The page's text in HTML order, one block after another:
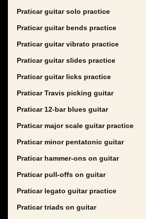
Praticar guitar solo practice
Praticar guitar bends practice
Praticar guitar vibrato practice
Praticar guitar slides practice
Praticar guitar licks practice
Praticar Travis picking guitar
Praticar 12-bar blues guitar
Praticar major scale guitar practice
Praticar minor pentatonic guitar
Praticar hammer-ons on guitar
Praticar pull-offs on guitar
Praticar legato guitar practice
Praticar triads on guitar